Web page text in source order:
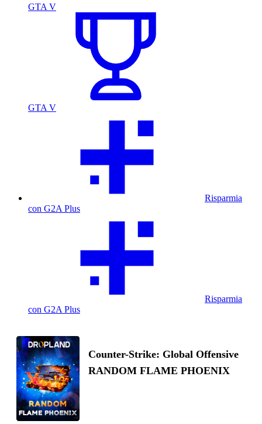
GTA V
GTA V
Risparmia
con G2A Plus
Risparmia
con G2A Plus
Counter-Strike: Global Offensive
RANDOM FLAME PHOENIX